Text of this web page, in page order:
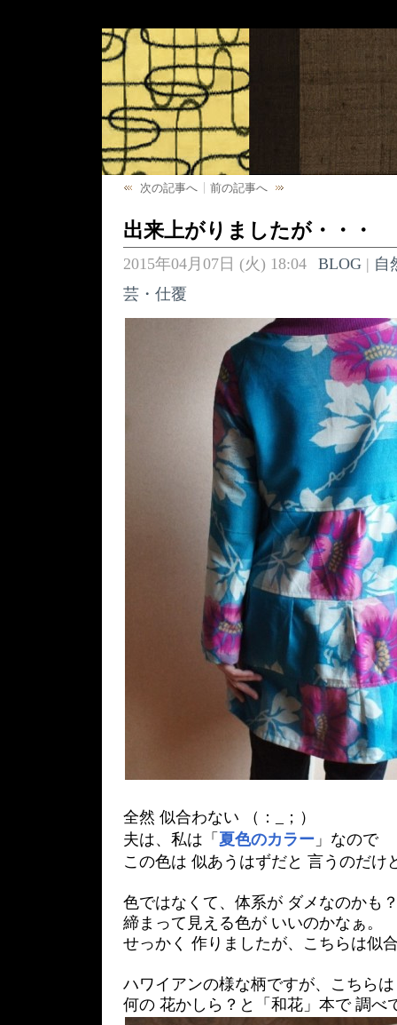
次の記事へ 前の記事へ
出来上がりましたが・・・
2015年04月07日 (火) 18:04 BLOG| 自
芸・仕覆
全然 似合わない （：_；）
夫は、私は「 夏色のカラー 」なので
この色は 似あうはずだと 言うのだけ
色ではなくて、体系が ダメなのかも
締まって見える色が いいのかなぁ。
せっかく 作りましたが、こちらは似
ハワイアンの様な柄ですが、こちら
何の 花かしら？と「和花」本で 調べ